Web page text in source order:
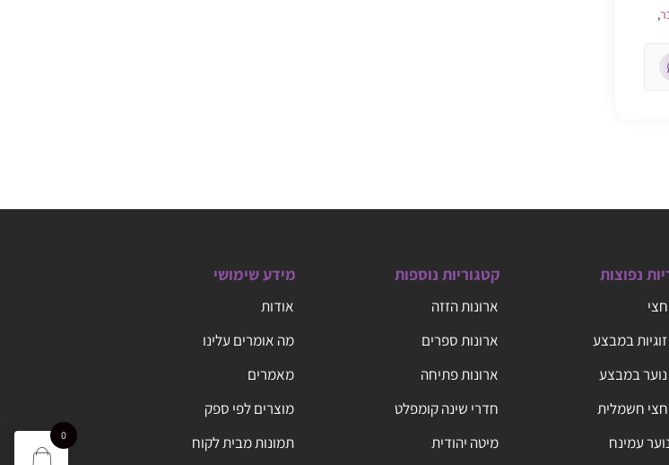
,
נפוצות
במבצע
נוער במבצע
חשמלית
עמינח
קטגוריות נוספות
ארונות הזזה
ארונות ספרים
ארונות פתיחה
חדרי שינה קומפלט
מיטה יהודית
מידע שימושי
אודות
מה אומרים עלינו
מאמרים
מוצרים לפי ספק
תמונות מבית לקוח
0